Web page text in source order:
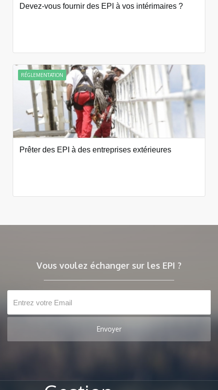
Devez-vous fournir des EPI à vos intérimaires ?
RÉGLEMENTATION
Prêter des EPI à des entreprises extérieures
Vous voulez échanger sur les EPI ?